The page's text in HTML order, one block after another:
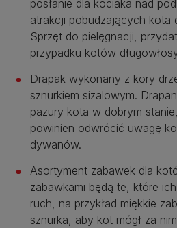
posłanie dla kociaka nad
atrakcji pobudzających kota
Sprzęt do pielęgnacji,
przypadku kotów
Drapak wykonany z kory
sznurkiem sizalowym.
pazury kota w dobrym
powinien odwrócić uwagę
dywanów.
Asortyment zabawek dla
zabawkami będą te, które
ruch, na przykład miękkie
sznurka, aby kot mógł za